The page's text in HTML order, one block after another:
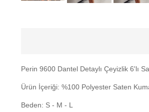
Perin 9600 Dantel Detaylı Çeyizlik 6'lı
Ürün İçeriği: %100 Polyester Saten
Beden: S - M - L